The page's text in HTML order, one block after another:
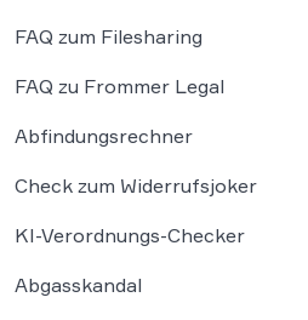
FAQ zum Filesharing
FAQ zu Frommer Legal
Abfindungsrechner
Check zum Widerrufsjoker
KI-Verordnungs-Checker
Abgasskandal